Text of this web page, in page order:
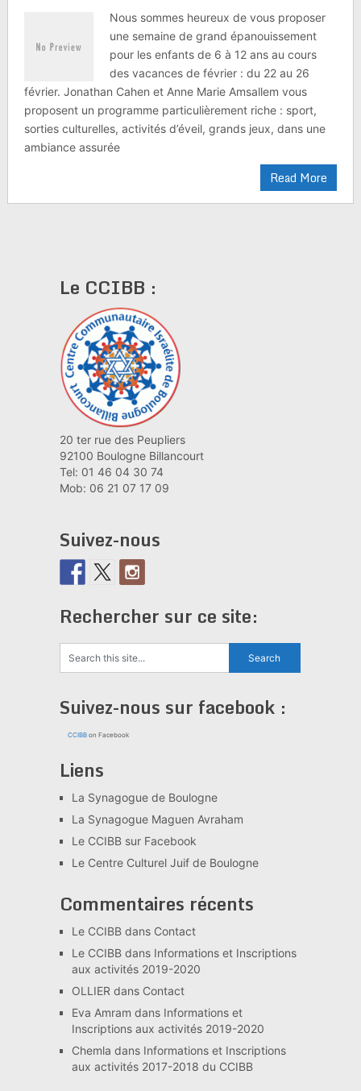
Nous sommes heureux de vous proposer
une semaine de grand épanouissement
pour les enfants de 6 à 12 ans au cours
des vacances de février : du 22 au 26
février. Jonathan Cahen et Anne Marie Amsallem vous
proposent un programme particulièrement riche : sport,
sorties culturelles, activités d’éveil, grands jeux, dans une
ambiance assurée
Read More
Le CCIBB :
20 ter rue des Peupliers
92100 Boulogne Billancourt
Tel: 01 46 04 30 74
Mob: 06 21 07 17 09
Suivez-nous
Rechercher sur ce site:
Suivez-nous sur facebook :
CCIBBon Facebook
Liens
La Synagogue de Boulogne
La Synagogue Maguen Avraham
Le CCIBB sur Facebook
Le Centre Culturel Juif de Boulogne
Commentaires récents
Le CCIBBdans Contact
Le CCIBBdans Informations et Inscriptions
aux activités 2019-2020
OLLIER dans Contact
Eva Amram dans Informations et
Inscriptions aux activités 2019-2020
Chemla dans Informations et Inscriptions
aux activités 2017-2018 du CCIBB